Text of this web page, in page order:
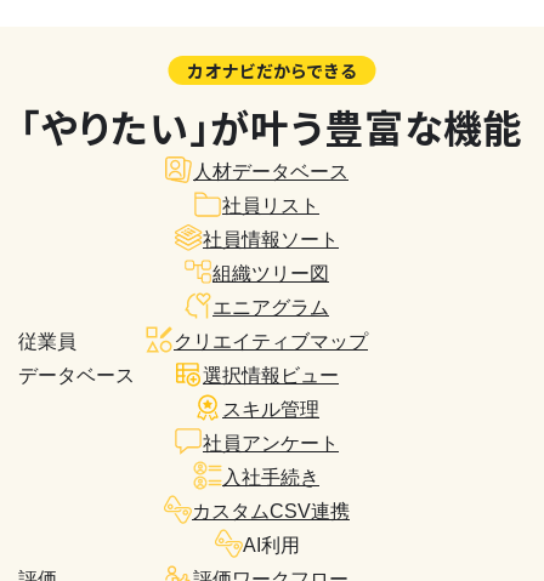
カオナビだからできる
「やりたい」が叶う豊富な機能
従業員
データベース
人材データベース
社員リスト
社員情報ソート
組織ツリー図
エニアグラム
クリエイティブマップ
選択情報ビュー
スキル管理
社員アンケート
入社手続き
カスタムCSV連携
AI利用